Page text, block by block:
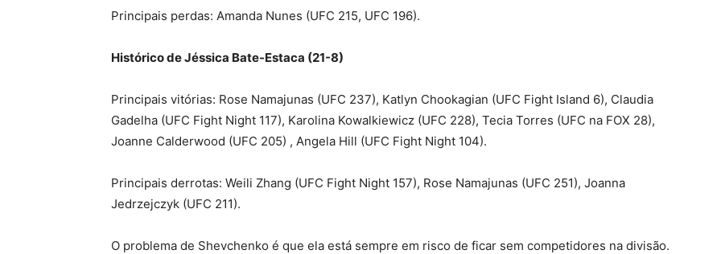
Principais perdas: Amanda Nunes (UFC 215, UFC 196).
Histórico de Jéssica Bate-Estaca (21-8)
Principais vitórias: Rose Namajunas (UFC 237), Katlyn Chookagian (UFC Fight Island 6), Claudia
Gadelha (UFC Fight Night 117), Karolina Kowalkiewicz (UFC 228), Tecia Torres (UFC na FOX 28),
Joanne Calderwood (UFC 205) , Angela Hill (UFC Fight Night 104).
Principais derrotas: Weili Zhang (UFC Fight Night 157), Rose Namajunas (UFC 251), Joanna
Jedrzejczyk (UFC 211).
O problema de Shevchenko é que ela está sempre em risco de ficar sem competidores na divisão.